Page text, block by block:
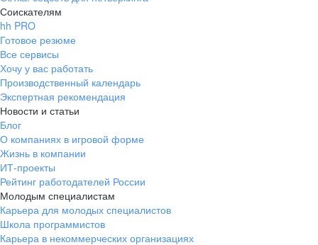
Соискателям
hh PRO
Готовое резюме
Все сервисы
Хочу у вас работать
Производственный календарь
Экспертная рекомендация
Новости и статьи
Блог
О компаниях в игровой форме
Жизнь в компании
ИТ-проекты
Рейтинг работодателей России
Молодым специалистам
Карьера для молодых специалистов
Школа программистов
Карьера в некоммерческих организациях